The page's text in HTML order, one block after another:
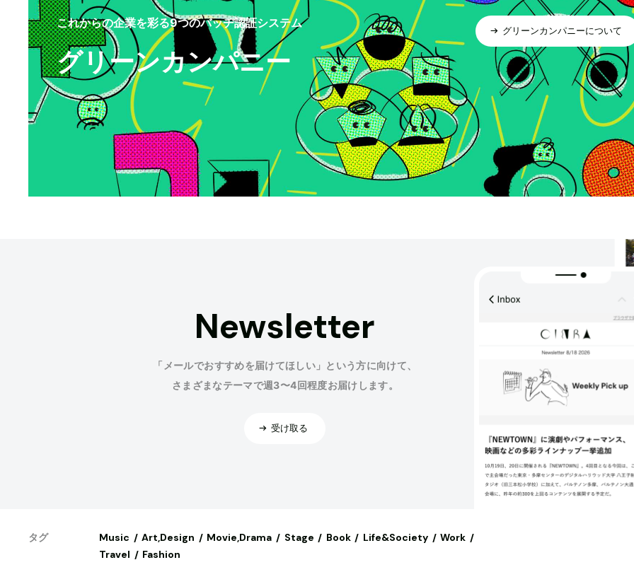
これからの企業を彩る9つのバッヂ認証システム
グリーンカンパニー
グリーンカンパニーについて
Newsletter
「メールでおすすめを届けてほしい」という方に向けて、
さまざまなテーマで週3〜4回程度お届けします。
受け取る
タグ Music Art,Design Movie,Drama Stage Book Life&Society
Work
Travel
Fashion